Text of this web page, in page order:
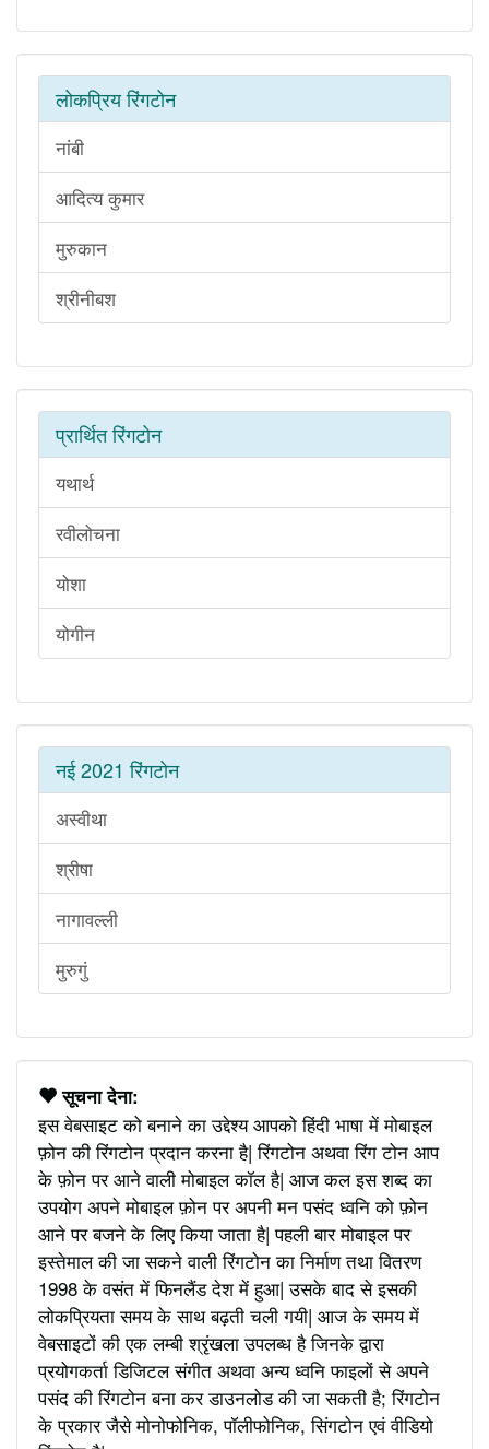
लोकप्रिय रिंगटोन
नांबी
आदित्य कुमार
मुरुकान
श्रीनीबश
प्रार्थित रिंगटोन
यथार्थ
रवीलोचना
योशा
योगीन
नई 2021 रिंगटोन
अस्वीथा
श्रीषा
नागावल्ली
मुरुगुं
सूचना देना:
इस वेबसाइट को बनाने का उद्देश्य आपको हिंदी भाषा में मोबाइल
फ़ोन की रिंगटोन प्रदान करना है| रिंगटोन अथवा रिंग टोन आप
के फ़ोन पर आने वाली मोबाइल कॉल है| आज कल इस शब्द का
उपयोग अपने मोबाइल फ़ोन पर अपनी मन पसंद ध्वनि को फ़ोन
आने पर बजने के लिए किया जाता है| पहली बार मोबाइल पर
इस्तेमाल की जा सकने वाली रिंगटोन का निर्माण तथा वितरण
1998 के वसंत में फिनलैंड देश में हुआ| उसके बाद से इसकी
लोकप्रियता समय के साथ बढ़ती चली गयी| आज के समय में
वेबसाइटों की एक लम्बी श्रृंखला उपलब्ध है जिनके द्वारा
प्रयोगकर्ता डिजिटल संगीत अथवा अन्य ध्वनि फाइलों से अपने
पसंद की रिंगटोन बना कर डाउनलोड की जा सकती है; रिंगटोन
के प्रकार जैसे मोनोफोनिक, पॉलीफोनिक, सिंगटोन एवं वीडियो